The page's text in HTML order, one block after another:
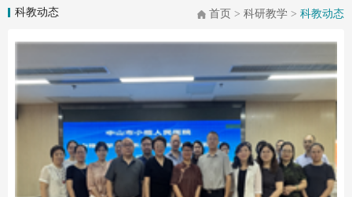
首页 > 科研教学 > 科教动态
科教动态